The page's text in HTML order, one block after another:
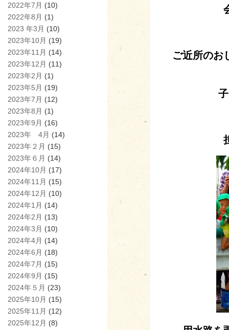
2022年7月 (10)
2022年8月 (1)
2023 年3月 (10)
2023年10月 (19)
2023年11月 (14)
2023年12月 (11)
2023年2月 (1)
2023年5月 (19)
2023年7月 (12)
2023年8月 (1)
2023年9月 (16)
2023年 4月 (14)
2023年２月 (15)
2023年６月 (14)
2024年10月 (17)
2024年11月 (15)
2024年12月 (10)
2024年1月 (14)
2024年2月 (13)
2024年3月 (10)
2024年4月 (14)
2024年6月 (18)
2024年7月 (15)
2024年9月 (15)
2024年５月 (23)
2025年10月 (15)
2025年11月 (12)
2025年12月 (8)
ご近所のお